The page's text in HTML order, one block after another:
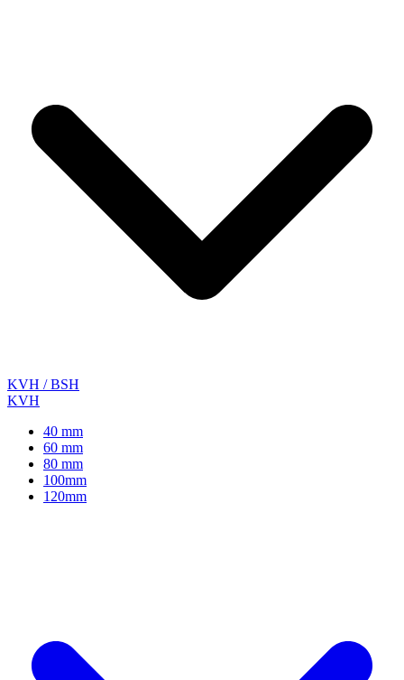
KVH / BSH
KVH
40 mm
60 mm
80 mm
100mm
120mm